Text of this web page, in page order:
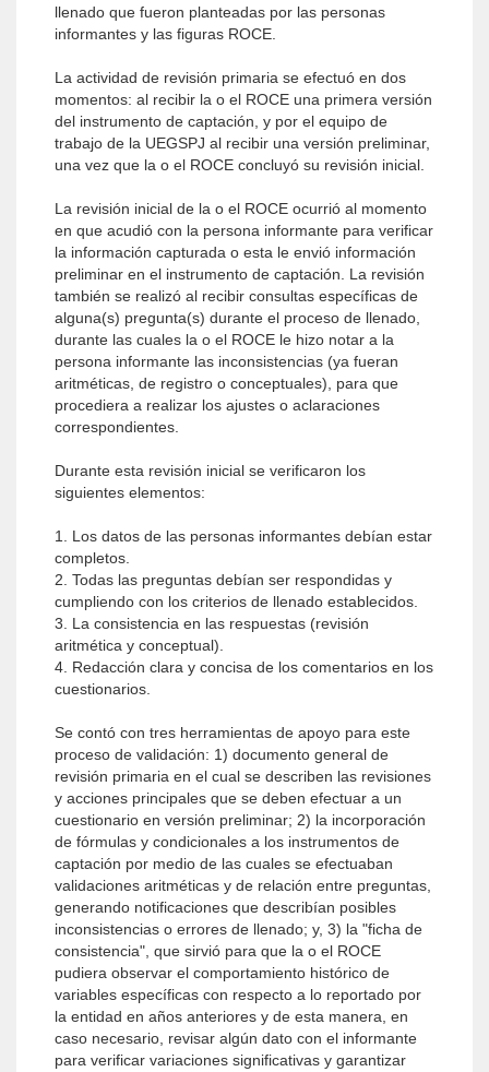
llenado que fueron planteadas por las personas
informantes y las figuras ROCE.
La actividad de revisión primaria se efectuó en dos
momentos: al recibir la o el ROCE una primera versión
del instrumento de captación, y por el equipo de
trabajo de la UEGSPJ al recibir una versión preliminar,
una vez que la o el ROCE concluyó su revisión inicial.
La revisión inicial de la o el ROCE ocurrió al momento
en que acudió con la persona informante para verificar
la información capturada o esta le envió información
preliminar en el instrumento de captación. La revisión
también se realizó al recibir consultas específicas de
alguna(s) pregunta(s) durante el proceso de llenado,
durante las cuales la o el ROCE le hizo notar a la
persona informante las inconsistencias (ya fueran
aritméticas, de registro o conceptuales), para que
procediera a realizar los ajustes o aclaraciones
correspondientes.
Durante esta revisión inicial se verificaron los
siguientes elementos:
1. Los datos de las personas informantes debían estar
completos.
2. Todas las preguntas debían ser respondidas y
cumpliendo con los criterios de llenado establecidos.
3. La consistencia en las respuestas (revisión
aritmética y conceptual).
4. Redacción clara y concisa de los comentarios en los
cuestionarios.
Se contó con tres herramientas de apoyo para este
proceso de validación: 1) documento general de
revisión primaria en el cual se describen las revisiones
y acciones principales que se deben efectuar a un
cuestionario en versión preliminar; 2) la incorporación
de fórmulas y condicionales a los instrumentos de
captación por medio de las cuales se efectuaban
validaciones aritméticas y de relación entre preguntas,
generando notificaciones que describían posibles
inconsistencias o errores de llenado; y, 3) la "ficha de
consistencia", que sirvió para que la o el ROCE
pudiera observar el comportamiento histórico de
variables específicas con respecto a lo reportado por
la entidad en años anteriores y de esta manera, en
caso necesario, revisar algún dato con el informante
para verificar variaciones significativas y garantizar